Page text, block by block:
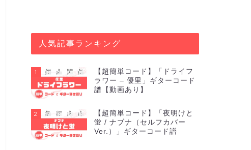
人気記事ランキング
1
【超簡単コード】「ドライフ
ラワー – 優里」ギターコード
譜【動画あり】
2
【超簡単コード】「夜明けと
蛍 / ナブナ（セルフカバー
Ver.）」ギターコード譜